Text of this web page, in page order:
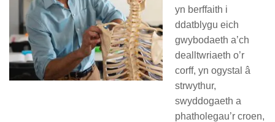
yn berffaith i
ddatblygu eich
gwybodaeth a’ch
dealltwriaeth o’r
corff, yn ogystal â
strwythur,
swyddogaeth a
phatholegau’r croen,